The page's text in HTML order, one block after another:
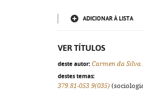
ADICIONAR À LISTA
VER TÍTULOS
deste autor: Carmen da Silva
destes temas:
379.81-053.9(035)